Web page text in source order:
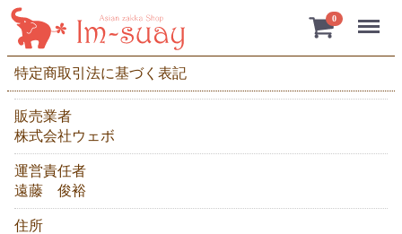
0 Menu
特定商取引法に基づく表記
販売業者
株式会社ウェボ
運営責任者
遠藤 俊裕
住所